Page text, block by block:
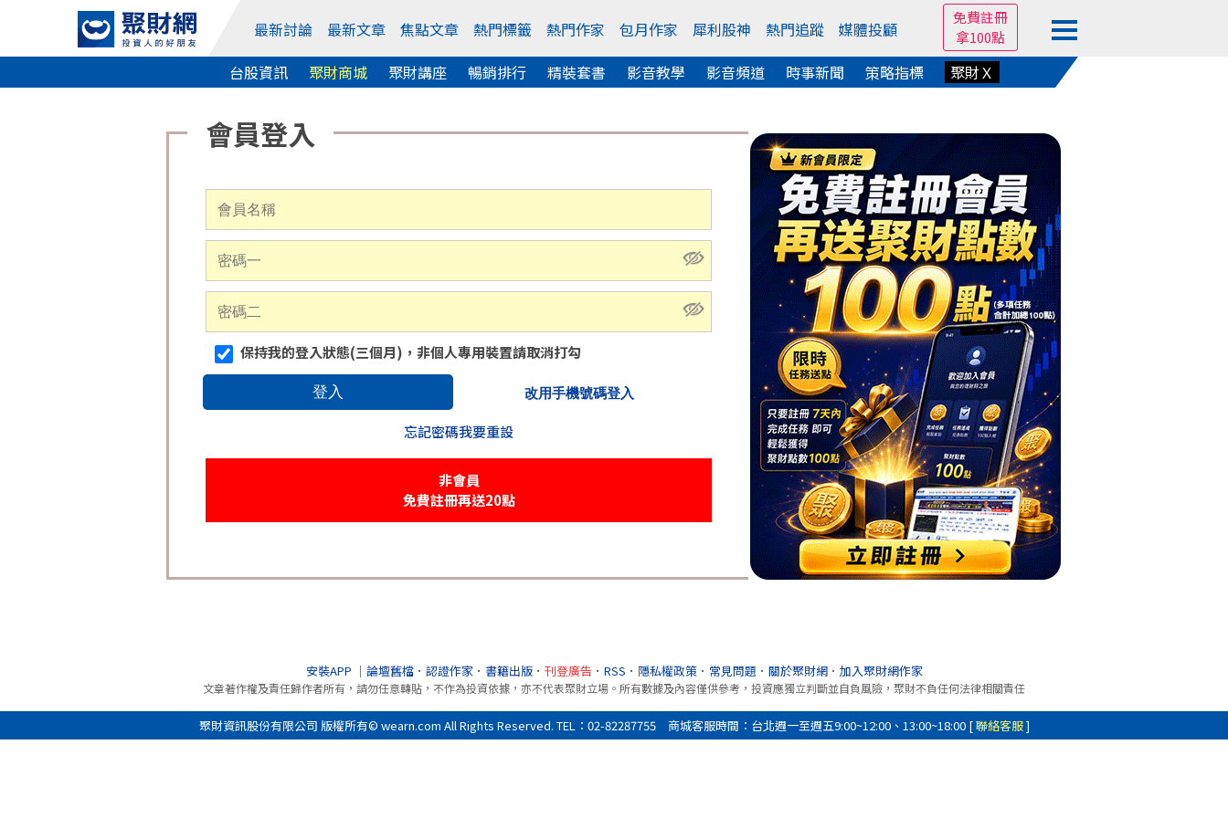
最新討論 最新文章 焦點文章 熱門標籤 熱門作家 包月作家 犀利股神 熱門追蹤 媒體投顧
免費註冊
拿100點
台股資訊 聚財商城 聚財講座 暢銷排行 精裝套書 影音教學 影音頻道 時事新聞 策略指標 聚財Ｘ
保持我的登入狀態(三個月)，非個人專用裝置請取消打勾
改用手機號碼登入
忘記密碼我要重設
非會員
免費註冊再送20點
安裝APP ｜ 論壇舊檔． 認證作家． 書籍出版． 刊登廣告 ． RSS ． 隱私權政策． 常見問題 ． 關於聚財網． 加入聚財網作家
文章著作權及責任歸作者所有，請勿任意轉貼，不作為投資依據，亦不代表聚財立場。所有數據及內容僅供參考，投資應獨立判斷並自負風險，聚財不負任何法律相關責任
聚財資訊股份有限公司 版權所有© wearn.com All Rights Reserved. TEL：02-82287755 商城客服時間：台北週一至週五9:00~12:00、13:00~18:00 [聯絡客服]